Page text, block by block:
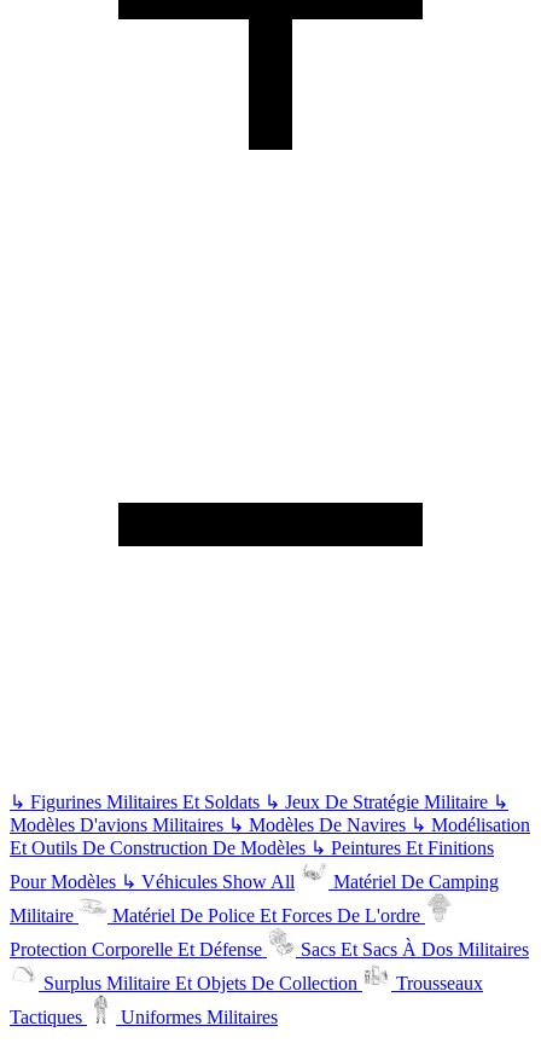
↳ Figurines Militaires Et Soldats ↳ Jeux De Stratégie Militaire ↳
Modèles D'avions Militaires ↳ Modèles De Navires ↳ Modélisation
Et Outils De Construction De Modèles ↳ Peintures Et Finitions
Pour Modèles ↳ Véhicules Show All
Matériel De Camping
Militaire
Matériel De Police Et Forces De L'ordre
Protection Corporelle Et Défense
Sacs Et Sacs À Dos Militaires
Surplus Militaire Et Objets De Collection
Trousseaux
Tactiques
Uniformes Militaires